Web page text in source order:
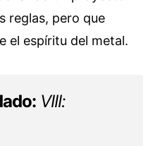
reglas, pero que
el espíritu del metal.
VIII: